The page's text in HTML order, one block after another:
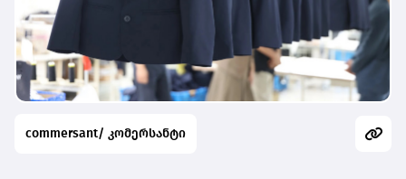
commersant/ კომერსანტი